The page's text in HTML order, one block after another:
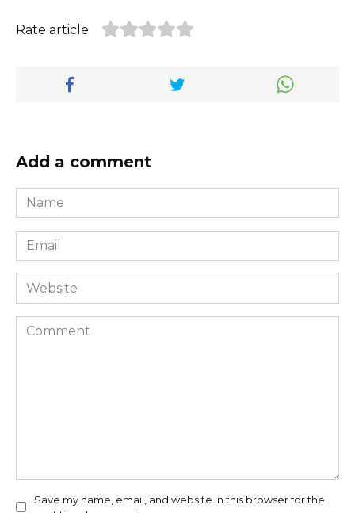
Rate article
Add a comment
Name
*
Email
*
Website
Comment
Save my name, email, and website in this browser for the